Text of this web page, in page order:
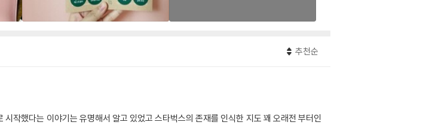
추천순
작했다는 이야기는 유명해서 알고 있었고 스타벅스의 존재를 인식한 지도 꽤 오래전 부터인